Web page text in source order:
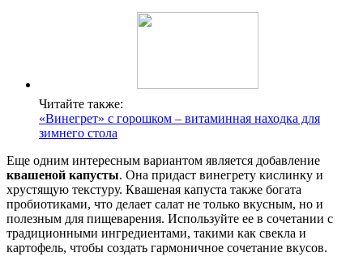
Читайте также:
«Винегрет» с горошком – витаминная находка для
зимнего стола
Еще одним интересным вариантом является добавление
квашеной капусты. Она придаст винегрету кислинку и
хрустящую текстуру. Квашеная капуста также богата
пробиотиками, что делает салат не только вкусным, но и
полезным для пищеварения. Используйте ее в сочетании с
традиционными ингредиентами, такими как свекла и
картофель, чтобы создать гармоничное сочетание вкусов.